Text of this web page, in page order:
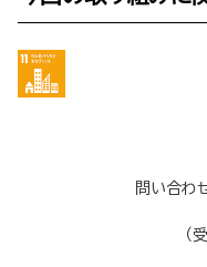
問い合わ
（